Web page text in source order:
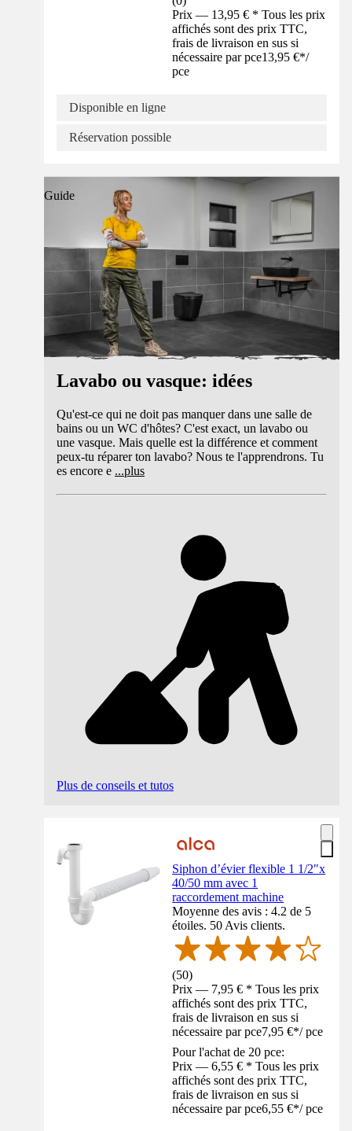
Prix — 13,95 € * Tous les prix
affichés sont des prix TTC,
frais de livraison en sus si
nécessaire par pce13,95 €*/
pce
Disponible en ligne
Réservation possible
Guide
Lavabo ou vasque: idées
Qu'est-ce qui ne doit pas manquer dans une salle de
bains ou un WC d'hôtes? C'est exact, un lavabo ou
une vasque. Mais quelle est la différence et comment
peux-tu réparer ton lavabo? Nous te l'apprendrons. Tu
es encore e ...plus
Plus de conseils et tutos
Siphon d’évier flexible 1 1/2"x
40/50 mm avec 1
raccordement machine
Moyenne des avis : 4.2 de 5
étoiles. 50 Avis clients.
(50)
Prix — 7,95 € * Tous les prix
affichés sont des prix TTC,
frais de livraison en sus si
nécessaire par pce7,95 €*/ pce
Pour l'achat de 20 pce:
Prix — 6,55 € * Tous les prix
affichés sont des prix TTC,
frais de livraison en sus si
nécessaire par pce6,55 €*/ pce